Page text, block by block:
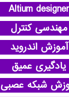
Altium designer
مهندسی کنترل
آموزش اندروید
یادگیری عمیق
شبکه عصبی